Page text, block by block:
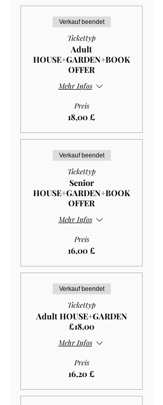
Verkauf beendet
Tickettyp
Adult
HOUSE+GARDEN+BOOK
OFFER
Mehr Infos
Preis
18,00 £
Verkauf beendet
Tickettyp
Senior
HOUSE+GARDEN+BOOK
OFFER
Mehr Infos
Preis
16,00 £
Verkauf beendet
Tickettyp
Adult HOUSE+GARDEN
£18.00
Mehr Infos
Preis
16,20 £